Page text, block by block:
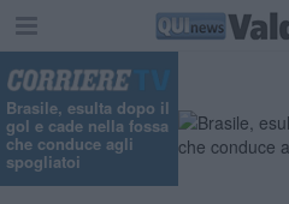
Brasile, esulta dopo il
gol e cade nella fossa
che conduce agli
spogliatoi